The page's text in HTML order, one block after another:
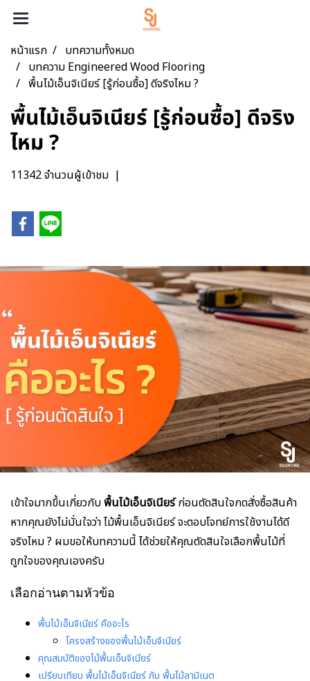
หน้าแรก
บทความทั้งหมด
บทความ Engineered Wood Flooring
พื้นไม้เอ็นจิเนียร์ [รู้ก่อนซื้อ] ดีจริงไหม ?
พื้นไม้เอ็นจิเนียร์ [รู้ก่อนซื้อ] ดีจริง
ไหม ?
11342 จำนวนผู้เข้าชม |
เข้าใจมากขึ้นเกี่ยวกับพื้นไม้เอ็นจิเนียร์ก่อนตัดสินใจกดสั่งซื้อสินค้า
หากคุณยังไม่มั่นใจว่า ไม้พื้นเอ็นจิเนียร์ จะตอบโจทย์การใช้งานได้ดี
จริงไหม ? ผมขอให้บทความนี้ ได้ช่วยให้คุณตัดสินใจเลือกพื้นไม้ที่
ถูกใจของคุณเองครับ
เลือกอ่านตามหัวข้อ
พื้นไม้เอ็นจิเนียร์ คืออะไร
โครงสร้างของพื้นไม้เอ็นจิเนียร์
คุณสมบัติของไม้พื้นเอ็นจิเนียร์
เปรียบเทียบ พื้นไม้เอ็นจิเนียร์ กับ พื้นไม้ลามิเนต